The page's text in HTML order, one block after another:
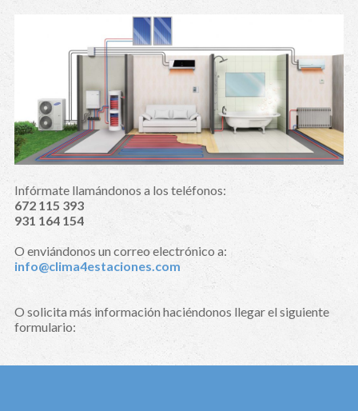
Infórmate llamándonos a los teléfonos:
672 115 393
931 164 154
O enviándonos un correo electrónico a:
info@clima4estaciones.com
O solicita más información haciéndonos llegar el siguiente
formulario: